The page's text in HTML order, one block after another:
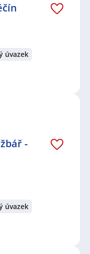
úvazek
-
úvazek